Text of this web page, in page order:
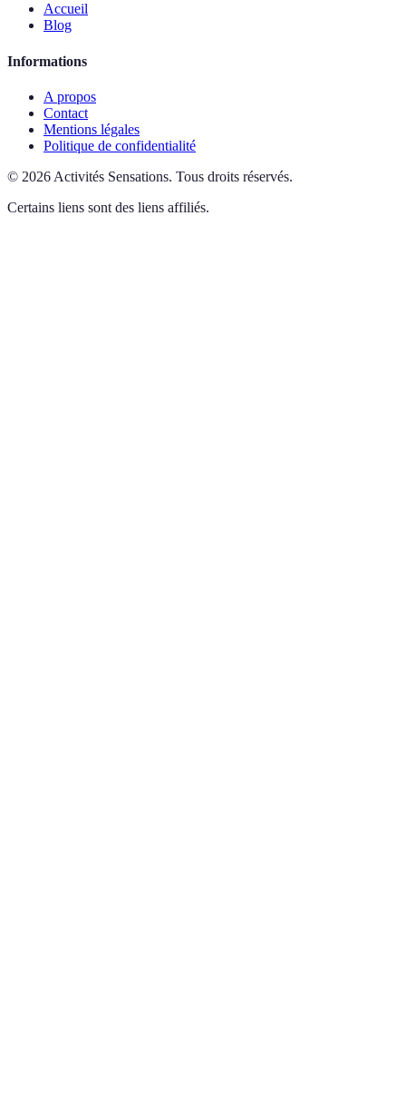
Accueil
Blog
Informations
A propos
Contact
Mentions légales
Politique de confidentialité
© 2026 Activités Sensations. Tous droits réservés.
Certains liens sont des liens affiliés.